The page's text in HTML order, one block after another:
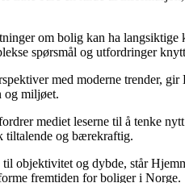
om bolig kan ha langsiktige
spørsmål og utfordringer
med moderne trender, gir
og miljøet.
mediet leserne til å tenke
tiltalende og bærekraftig.
objektivitet og dybde, står
fremtiden for boliger i Norge.